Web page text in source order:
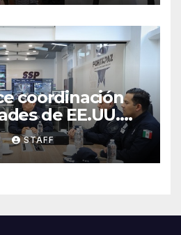
coordinación
de EE.UU.
seguridad en la
STAFF